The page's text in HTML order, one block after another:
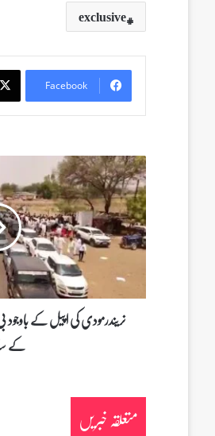
exclusive
Facebook
ن
ر
ی
ن
د
ر
د
ی
کے
متعلقہ خبریں